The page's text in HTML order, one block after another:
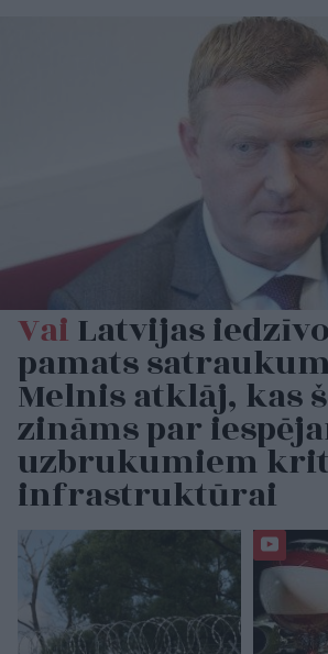
VaiLatvijas
pamats
Melnis atklāj, kas
zināms par
uzbrukumiem
infrastruktūrai